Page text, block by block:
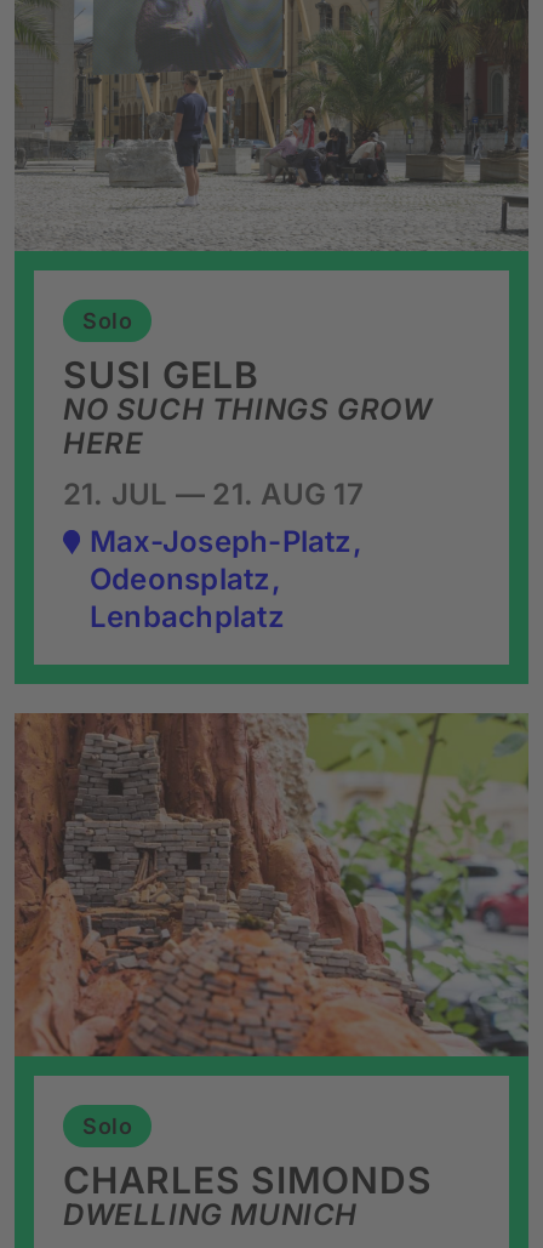
Solo
NO SUCH THINGS GROW
HERE
SUSI GELB
21. JUL — 21. AUG 17
Max-Joseph-Platz,
Odeonsplatz,
Lenbachplatz
Solo
DWELLING MUNICH
CHARLES SIMONDS